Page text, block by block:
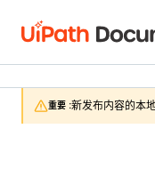
重要 :新发布内容的本